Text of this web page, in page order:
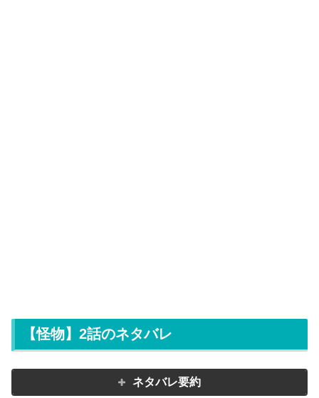
【怪物】2話のネタバレ
ネタバレ要約